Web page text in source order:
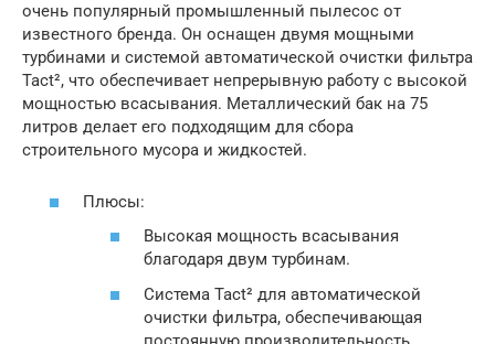
очень популярный промышленный пылесос от
известного бренда. Он оснащен двумя мощными
турбинами и системой автоматической очистки фильтра
Tact², что обеспечивает непрерывную работу с высокой
мощностью всасывания. Металлический бак на 75
литров делает его подходящим для сбора
строительного мусора и жидкостей.
Плюсы:
Высокая мощность всасывания
благодаря двум турбинам.
Система Tact² для автоматической
очистки фильтра, обеспечивающая